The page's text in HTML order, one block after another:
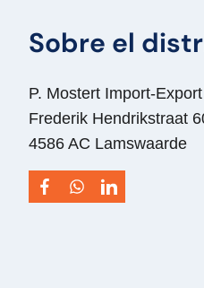
Número de serie:
Condición óptica:
Condición técnica:
Título:DECKERS 3
Luchtvering PM2501
Sobre el
P. Mostert Import-Export
Frederik Hendrikstraat
4586 AC Lamswaarde